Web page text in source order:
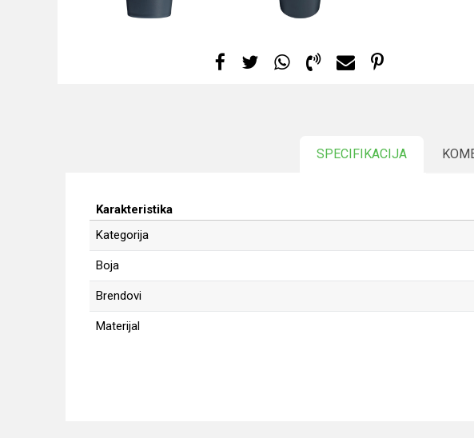
SPECIFIKACIJA
Karakteristika
Kategorija
Boja
Brendovi
Materijal